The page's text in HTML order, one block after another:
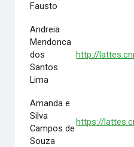
Fausto
Andreia
Mendonca
dos
Santos
Lima
http://
Amanda e
Silva
Campos de
Souza
https://